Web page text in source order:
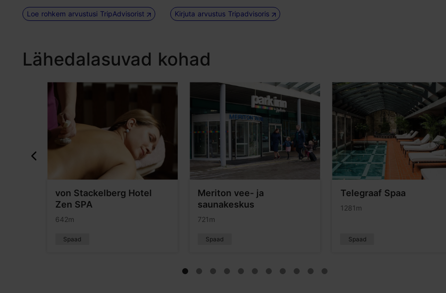
Loe rohkem arvustusi TripAdvisorist Kirjuta arvustus Tripadvisoris
Lähedalasuvad kohad
von Stackelberg Hotel
Zen SPA
642m
Spaad
Meriton vee- ja
saunakeskus
721m
Spaad
Telegraaf Spaa
1281m
Spaad